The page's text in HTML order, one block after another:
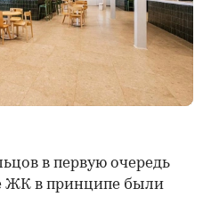
в первую очередь
ЖК в принципе были